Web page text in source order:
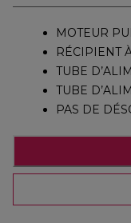
MOTEUR
RÉCIPIENT
TUBE
TUBE
PAS DE